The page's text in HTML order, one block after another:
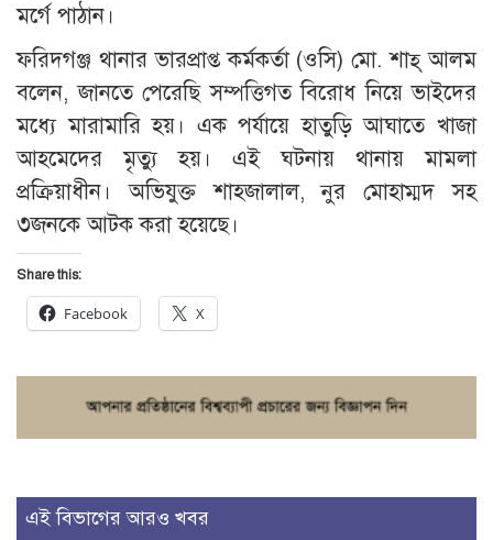
মর্গে পাঠান।
ফরিদগঞ্জ থানার ভারপ্রাপ্ত কর্মকর্তা (ওসি) মো. শাহ্ আলম
বলেন, জানতে পেরেছি সম্পত্তিগত বিরোধ নিয়ে ভাইদের
মধ্যে মারামারি হয়। এক পর্যায়ে হাতুড়ি আঘাতে খাজা
আহমেদের মৃত্যু হয়। এই ঘটনায় থানায় মামলা
প্রক্রিয়াধীন। অভিযুক্ত শাহজালাল, নুর মোহাম্মদ সহ
৩জনকে আটক করা হয়েছে।
Share this:
Facebook X
এই বিভাগের আরও খবর